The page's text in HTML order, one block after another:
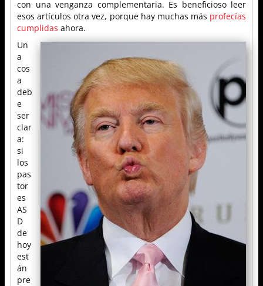
con una venganza complementaria. Es beneficioso leer
esos artículos otra vez, porque hay muchas más profecías
cumplidas ahora.
Un
a
cos
a
deb
e
ser
clar
a:
si
los
pas
tor
es
AS
D
de
hoy
est
án
pre